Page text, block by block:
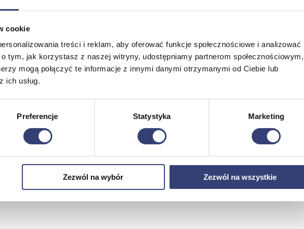
cookie
treści i reklam, aby oferować funkcje społecznościowe i analizować
tym, jak korzystasz z naszej witryny, udostępniamy partnerom społecznościowym,
mogą połączyć te informacje z innymi danymi otrzymanymi od Ciebie lub
ich usług.
Preferencje Statystyka Marketing
Zezwól na wybór Zezwól na wszystkie